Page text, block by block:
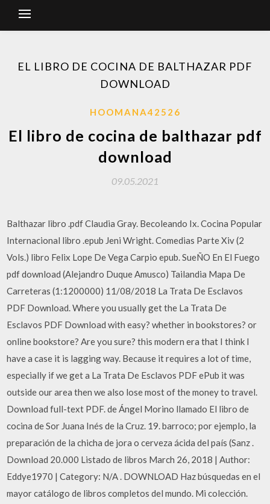
EL LIBRO DE COCINA DE BALTHAZAR PDF
DOWNLOAD
HOOMANA42526
El libro de cocina de balthazar pdf
download
09.05.2021
Balthazar libro .pdf Claudia Gray. Becoleando Ix. Cocina Popular
Internacional libro .epub Jeni Wright. Comedias Parte Xiv (2
Vols.) libro Felix Lope De Vega Carpio epub. SueÑO En El Fuego
pdf download (Alejandro Duque Amusco) Tailandia Mapa De
Carreteras (1:1200000) 11/08/2018 La Trata De Esclavos
PDF Download. Where you usually get the La Trata De
Esclavos PDF Download with easy? whether in bookstores? or
online bookstore? Are you sure? this modern era that I think I
have a case it is lagging way. Because it requires a lot of time,
especially if we get a La Trata De Esclavos PDF ePub it was
outside our area then we also lose most of the money to travel.
Download full-text PDF. de Ángel Morino llamado El libro de
cocina de Sor Juana Inés de la Cruz. 19. barroco; por ejemplo, la
preparación de la chicha de jora o cerveza ácida del país (Sanz .
Download 20.000 Listado de libros March 26, 2018 | Author:
Eddye1970 | Category: N/A . DOWNLOAD Haz búsquedas en el
mayor catálogo de libros completos del mundo. Mi colección.